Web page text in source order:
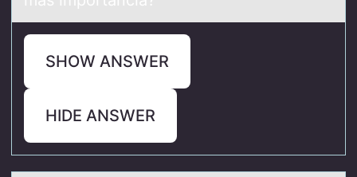
SHOW ANSWER
HIDE ANSWER